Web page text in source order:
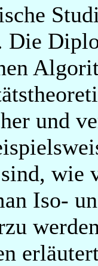
Die
und
wie
Iso-